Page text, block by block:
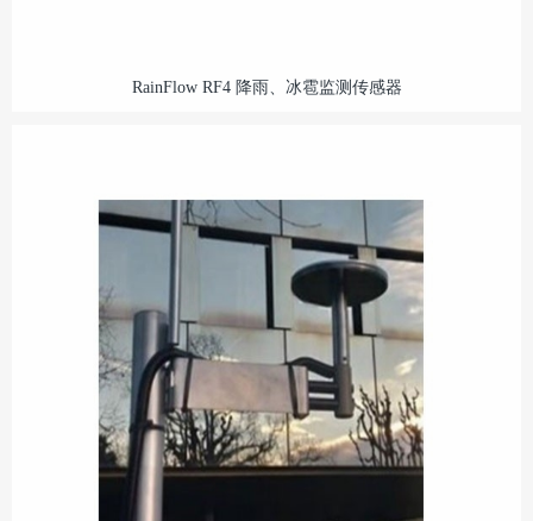
RainFlow RF4 降雨、冰雹监测传感器